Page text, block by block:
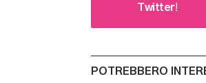
Twitter!
POTREBBERO